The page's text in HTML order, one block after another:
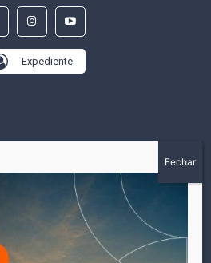
Expediente
em fevereiro de 2005 em
como um jornal impresso semanal,
Durante 15 anos, foram
narraram os acontecimentos
de Canarana e região. Fiel a sua